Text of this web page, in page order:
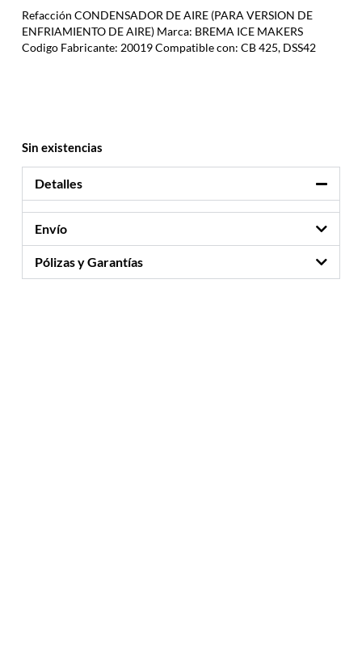
Refacción CONDENSADOR DE AIRE (PARA VERSION DE
ENFRIAMIENTO DE AIRE) Marca: BREMA ICE MAKERS
Codigo Fabricante: 20019 Compatible con: CB 425, DSS42
Sin existencias
Detalles
Envío
Pólizas y Garantías